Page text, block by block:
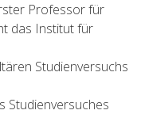
Professor für
das Institut für
Studienversuchs
Studienversuches